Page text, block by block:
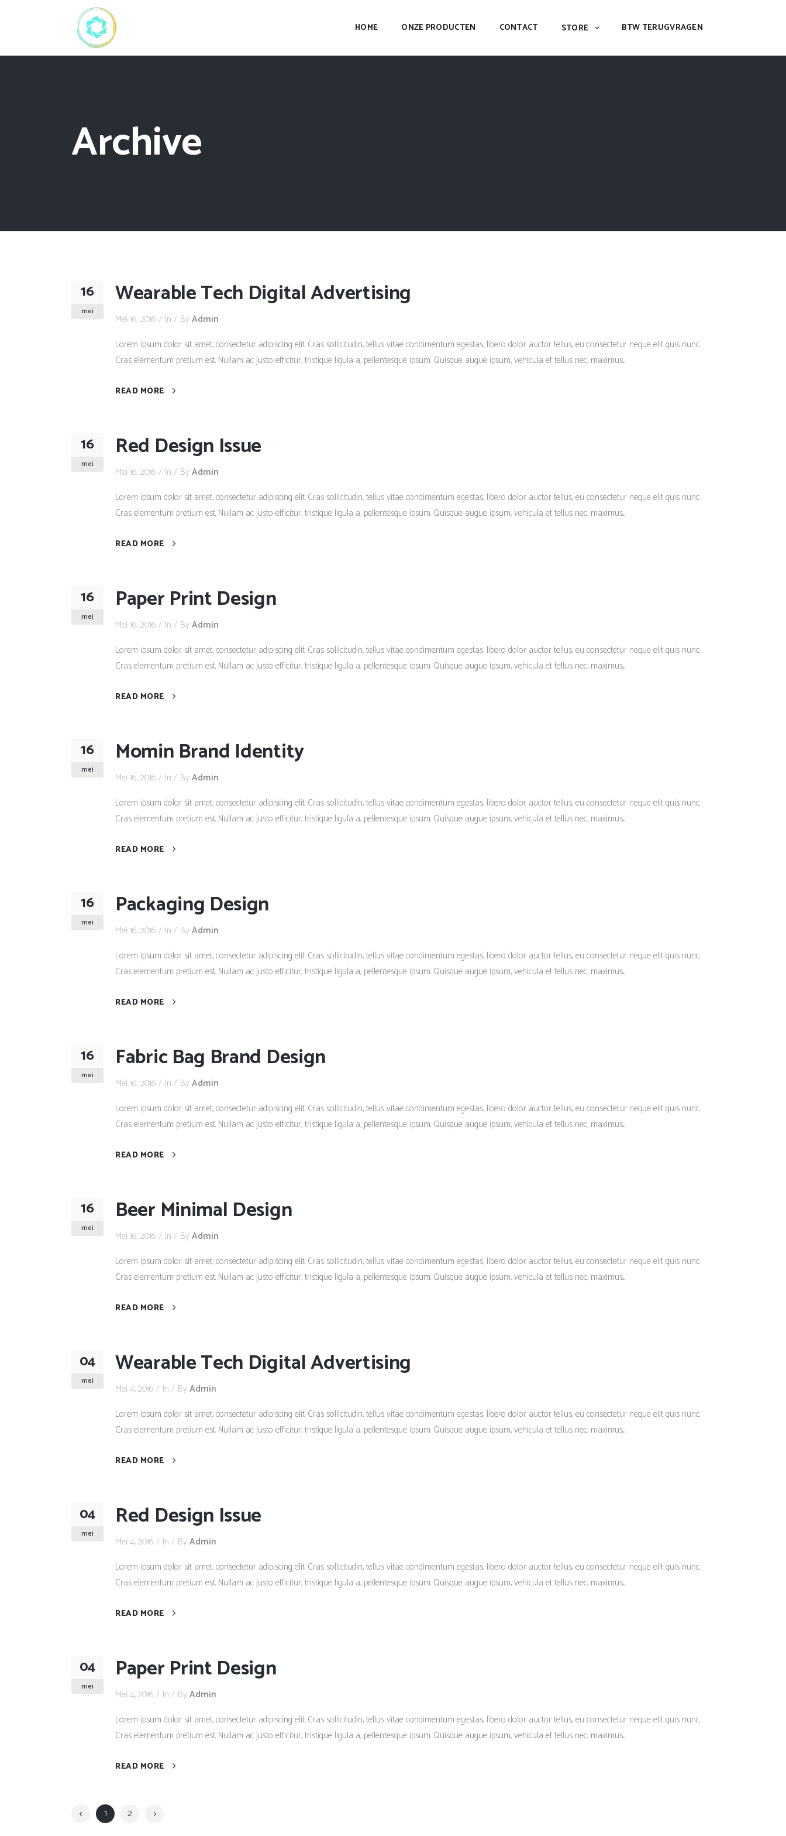
HOME ONZE PRODUCTEN CONTACT STORE BTW TERUGVRAGEN
Archive
16
mei
Wearable Tech Digital Advertising
Mei 16, 2016 In By Admin
Lorem ipsum dolor sit amet, consectetur adipiscing elit. Cras sollicitudin, tellus vitae condimentum egestas, libero dolor auctor tellus, eu consectetur neque elit quis nunc.
Cras elementum pretium est. Nullam ac justo efficitur, tristique ligula a, pellentesque ipsum. Quisque augue ipsum, vehicula et tellus nec, maximus...
READ MORE
16
mei
Red Design Issue
Mei 16, 2016 In By Admin
Lorem ipsum dolor sit amet, consectetur adipiscing elit. Cras sollicitudin, tellus vitae condimentum egestas, libero dolor auctor tellus, eu consectetur neque elit quis nunc.
Cras elementum pretium est. Nullam ac justo efficitur, tristique ligula a, pellentesque ipsum. Quisque augue ipsum, vehicula et tellus nec, maximus...
READ MORE
16
mei
Paper Print Design
Mei 16, 2016 In By Admin
Lorem ipsum dolor sit amet, consectetur adipiscing elit. Cras sollicitudin, tellus vitae condimentum egestas, libero dolor auctor tellus, eu consectetur neque elit quis nunc.
Cras elementum pretium est. Nullam ac justo efficitur, tristique ligula a, pellentesque ipsum. Quisque augue ipsum, vehicula et tellus nec, maximus...
READ MORE
16
mei
Momin Brand Identity
Mei 16, 2016 In By Admin
Lorem ipsum dolor sit amet, consectetur adipiscing elit. Cras sollicitudin, tellus vitae condimentum egestas, libero dolor auctor tellus, eu consectetur neque elit quis nunc.
Cras elementum pretium est. Nullam ac justo efficitur, tristique ligula a, pellentesque ipsum. Quisque augue ipsum, vehicula et tellus nec, maximus...
READ MORE
16
mei
Packaging Design
Mei 16, 2016 In By Admin
Lorem ipsum dolor sit amet, consectetur adipiscing elit. Cras sollicitudin, tellus vitae condimentum egestas, libero dolor auctor tellus, eu consectetur neque elit quis nunc.
Cras elementum pretium est. Nullam ac justo efficitur, tristique ligula a, pellentesque ipsum. Quisque augue ipsum, vehicula et tellus nec, maximus...
READ MORE
16
mei
Fabric Bag Brand Design
Mei 16, 2016 In By Admin
Lorem ipsum dolor sit amet, consectetur adipiscing elit. Cras sollicitudin, tellus vitae condimentum egestas, libero dolor auctor tellus, eu consectetur neque elit quis nunc.
Cras elementum pretium est. Nullam ac justo efficitur, tristique ligula a, pellentesque ipsum. Quisque augue ipsum, vehicula et tellus nec, maximus...
READ MORE
16
mei
Beer Minimal Design
Mei 16, 2016 In By Admin
Lorem ipsum dolor sit amet, consectetur adipiscing elit. Cras sollicitudin, tellus vitae condimentum egestas, libero dolor auctor tellus, eu consectetur neque elit quis nunc.
Cras elementum pretium est. Nullam ac justo efficitur, tristique ligula a, pellentesque ipsum. Quisque augue ipsum, vehicula et tellus nec, maximus...
READ MORE
04
mei
Wearable Tech Digital Advertising
Mei 4, 2016 In By Admin
Lorem ipsum dolor sit amet, consectetur adipiscing elit. Cras sollicitudin, tellus vitae condimentum egestas, libero dolor auctor tellus, eu consectetur neque elit quis nunc.
Cras elementum pretium est. Nullam ac justo efficitur, tristique ligula a, pellentesque ipsum. Quisque augue ipsum, vehicula et tellus nec, maximus...
READ MORE
04
mei
Red Design Issue
Mei 4, 2016 In By Admin
Lorem ipsum dolor sit amet, consectetur adipiscing elit. Cras sollicitudin, tellus vitae condimentum egestas, libero dolor auctor tellus, eu consectetur neque elit quis nunc.
Cras elementum pretium est. Nullam ac justo efficitur, tristique ligula a, pellentesque ipsum. Quisque augue ipsum, vehicula et tellus nec, maximus...
READ MORE
04
mei
Paper Print Design
Mei 4, 2016 In By Admin
Lorem ipsum dolor sit amet, consectetur adipiscing elit. Cras sollicitudin, tellus vitae condimentum egestas, libero dolor auctor tellus, eu consectetur neque elit quis nunc.
Cras elementum pretium est. Nullam ac justo efficitur, tristique ligula a, pellentesque ipsum. Quisque augue ipsum, vehicula et tellus nec, maximus...
READ MORE
1 2